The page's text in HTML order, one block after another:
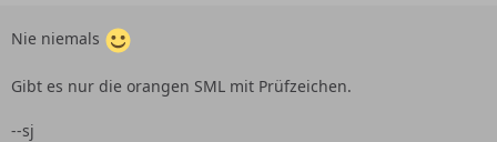
Nie niemals
Gibt es nur die orangen SML mit Prüfzeichen.
--sj